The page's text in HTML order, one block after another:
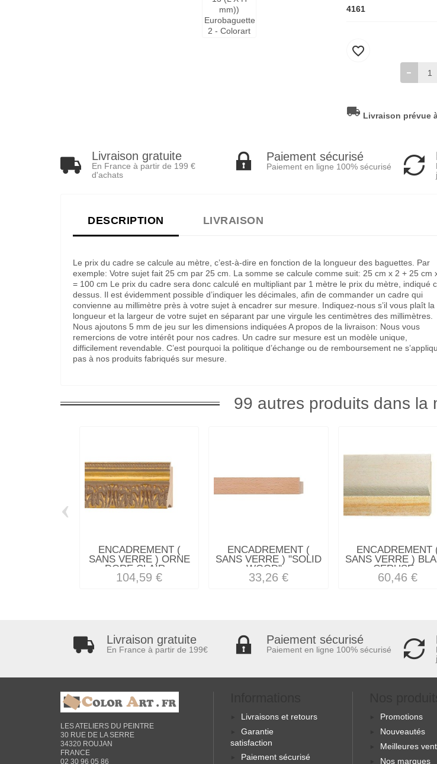
4161
favorite_border
local_shipping Livraison prévue
Livraison gratuite
En France à partir de 199 €
d'achats
Paiement sécurisé
Paiement en ligne 100% sécurisé
DESCRIPTION LIVRAISON
Le prix du cadre se calcule au mètre, c’est-à-dire en fonction de la longueur des baguettes. Par
exemple: Votre sujet fait 25 cm par 25 cm. La somme se calcule comme suit: 25 cm x 2 + 25 cm
= 100 cm Le prix du cadre sera donc calculé en multipliant par 1 mètre le prix du mètre, indiqué
dessus. Il est évidemment possible d’indiquer les décimales, afin de commander un cadre qui
convienne au millimètre près à votre sujet à encadrer sur mesure. Indiquez-nous s’il vous plaît la
longueur et la largeur de votre sujet en séparant par une virgule les centimètres des millimètres.
Nous ajoutons 5 mm de jeu sur les dimensions indiquées A propos de la livraison: Nous vous
remercions de votre intérêt pour nos cadres. Un cadre sur mesure est un modèle unique,
difficilement revendable. C’est pourquoi la politique d’échange ou de remboursement ne
pas à nos produits fabriqués sur mesure.
99 autres produits dans la
ENCADREMENT (
SANS VERRE ) ORNE
DORE CLAIR...
104,59 €
ENCADREMENT (
SANS VERRE ) "SOLID
WOOD"...
33,26 €
ENCADREMENT
SANS VERRE )
CERUSE...
60,46 €
‹
Livraison gratuite
En France à partir de 199€
Paiement sécurisé
Paiement en ligne 100% sécurisé
LES ATELIERS DU PEINTRE
30 RUE DE LA SERRE
34320 ROUJAN
FRANCE
02 30 96 05 86
Livraisons et retours
Garantie
satisfaction
Paiement sécurisé
Promotions
Nouveautés
Meilleures
Nos marques